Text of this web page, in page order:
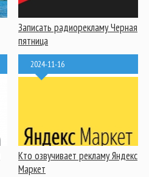
Записать радиорекламу Черная
пятница
2024-11-16
Кто озвучивает рекламу Яндекс
Маркет